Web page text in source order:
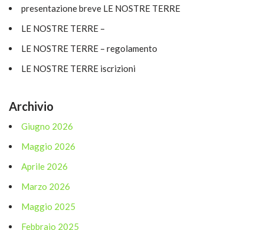
presentazione breve LE NOSTRE TERRE
LE NOSTRE TERRE –
LE NOSTRE TERRE – regolamento
LE NOSTRE TERRE iscrizioni
Archivio
Giugno 2026
Maggio 2026
Aprile 2026
Marzo 2026
Maggio 2025
Febbraio 2025